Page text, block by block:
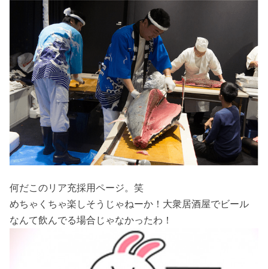
何だこのリア充採用ページ。笑
めちゃくちゃ楽しそうじゃねーか！大衆居酒屋でビール
なんて飲んでる場合じゃなかったわ！